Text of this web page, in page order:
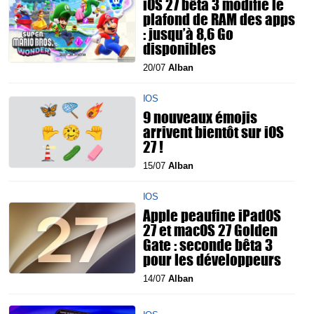
plafond de RAM des apps
: jusqu’à 8,6 Go
disponibles
20/07 Alban
IOS
9 nouveaux émojis
arrivent bientôt sur iOS
27 !
15/07 Alban
IOS
Apple peaufine iPadOS
27 et macOS 27 Golden
Gate : seconde bêta 3
pour les développeurs
14/07 Alban